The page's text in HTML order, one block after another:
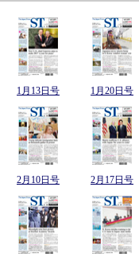
1月13日号 1月20日号
2月10日号 2月17日号